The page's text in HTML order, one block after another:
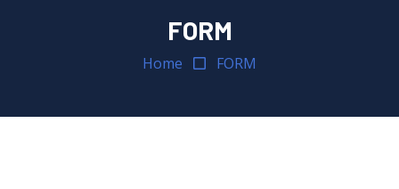
FORM
Home FORM